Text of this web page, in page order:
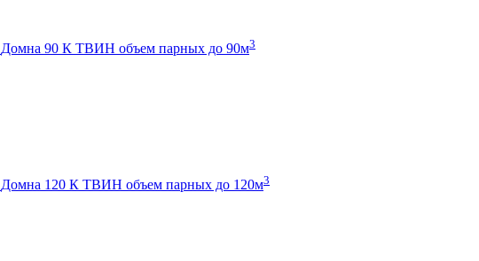
Домна 90 К ТВИН объем парных до 90м3
Домна 120 К ТВИН объем парных до 120м3